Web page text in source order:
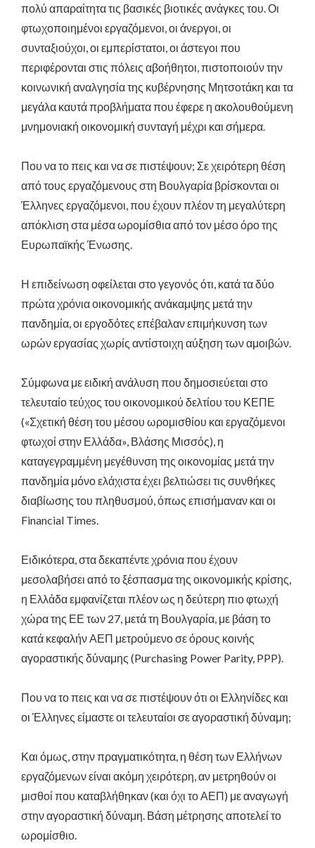
πολύ απαραίτητα τις βασικές βιοτικές ανάγκες του. Οι
φτωχοποιημένοι εργαζόμενοι, οι άνεργοι, οι
συνταξιούχοι, οι εμπερίστατοι, οι άστεγοι που
περιφέρονται στις πόλεις αβοήθητοι, πιστοποιούν την
κοινωνική αναλγησία της κυβέρνησης Μητσοτάκη και τα
μεγάλα καυτά προβλήματα που έφερε η ακολουθούμενη
μνημονιακή οικονομική συνταγή μέχρι και σήμερα.
Που να το πεις και να σε πιστέψουν; Σε χειρότερη θέση
από τους εργαζόμενους στη Βουλγαρία βρίσκονται οι
Έλληνες εργαζόμενοι, που έχουν πλέον τη μεγαλύτερη
απόκλιση στα μέσα ωρομίσθια από τον μέσο όρο της
Ευρωπαϊκής Ένωσης.
Η επιδείνωση οφείλεται στο γεγονός ότι, κατά τα δύο
πρώτα χρόνια οικονομικής ανάκαμψης μετά την
πανδημία, οι εργοδότες επέβαλαν επιμήκυνση των
ωρών εργασίας χωρίς αντίστοιχη αύξηση των αμοιβών.
Σύμφωνα με ειδική ανάλυση που δημοσιεύεται στο
τελευταίο τεύχος του οικονομικού δελτίου του ΚΕΠΕ
(«Σχετική θέση του μέσου ωρομισθίου και εργαζόμενοι
φτωχοί στην Ελλάδα», Βλάσης Μισσός), η
καταγεγραμμένη μεγέθυνση της οικονομίας μετά την
πανδημία μόνο ελάχιστα έχει βελτιώσει τις συνθήκες
διαβίωσης του πληθυσμού, όπως επισήμαναν και οι
Financial Times.
Ειδικότερα, στα δεκαπέντε χρόνια που έχουν
μεσολαβήσει από το ξέσπασμα της οικονομικής κρίσης,
η Ελλάδα εμφανίζεται πλέον ως η δεύτερη πιο φτωχή
χώρα της ΕΕ των 27, μετά τη Βουλγαρία, με βάση το
κατά κεφαλήν ΑΕΠ μετρούμενο σε όρους κοινής
αγοραστικής δύναμης (Purchasing Power Parity, PPP).
Που να το πεις και να σε πιστέψουν ότι οι Ελληνίδες και
οι Έλληνες είμαστε οι τελευταίοι σε αγοραστική δύναμη;
Και όμως, στην πραγματικότητα, η θέση των Ελλήνων
εργαζόμενων είναι ακόμη χειρότερη, αν μετρηθούν οι
μισθοί που καταβλήθηκαν (και όχι το ΑΕΠ) με αναγωγή
στην αγοραστική δύναμη. Βάση μέτρησης αποτελεί το
ωρομίσθιο.